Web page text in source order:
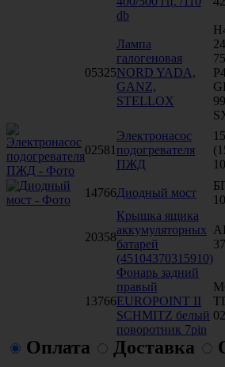
db
05325
Лампа
галогеновая
NORD YADA,
GANZ,
STELLOX
02581
Электронасос
подогревателя
ПЖД
14766Диодный мост
20358
Крышка ящика
аккумуляторных
батарей
(45104370315910)
13766
Фонарь задний
правый
EUROPOINT II
SCHMITZ белый
поворотник 7pin
Оплата Доставка